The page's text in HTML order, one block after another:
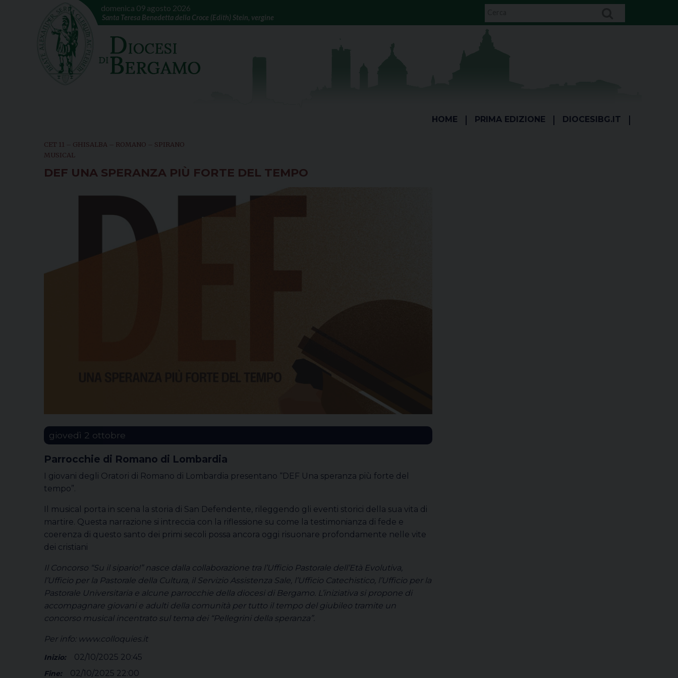
domenica 09 agosto 2026
Santa Teresa Benedetta della Croce (Edith) Stein, vergine
HOME PRIMA EDIZIONE DIOCESIBG.IT
CET 11 – GHISALBA – ROMANO – SPIRANO
MUSICAL
DEF UNA SPERANZA PIÙ FORTE DEL TEMPO
giovedì 2 ottobre
Parrocchie di Romano di Lombardia
I giovani degli Oratori di Romano di Lombardia presentano “DEF Una speranza più forte del
tempo”.
Il musical porta in scena la storia di San Defendente, rileggendo gli eventi storici della sua vita di
martire. Questa narrazione si intreccia con la riflessione su come la testimonianza di fede e
coerenza di questo santo dei primi secoli possa ancora oggi risuonare profondamente nelle vite
dei cristiani
Il Concorso “Su il sipario!” nasce dalla collaborazione tra l’Ufficio Pastorale dell’Età Evolutiva,
l’Ufficio per la Pastorale della Cultura, il Servizio Assistenza Sale, l’Ufficio Catechistico, l’Ufficio per la
Pastorale Universitaria e alcune parrocchie della diocesi di Bergamo. L’iniziativa si propone di
accompagnare giovani e adulti della comunità per tutto il tempo del giubileo tramite un
concorso musical incentrato sul tema dei “Pellegrini della speranza”.
Per info: www.colloquies.it
Inizio: 02/10/2025 20:45
Fine: 02/10/2025 22:00